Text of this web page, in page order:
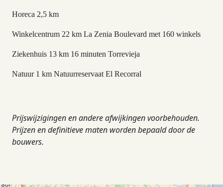
Horeca 2,5 km
Winkelcentrum 22 km La Zenia Boulevard met 160 winkels
Ziekenhuis 13 km 16 minuten Torrevieja
Natuur 1 km Natuurreservaat El Recorral
Prijswijzigingen en andere afwijkingen voorbehouden.
Prijzen en definitieve maten worden bepaald door de
bouwers.